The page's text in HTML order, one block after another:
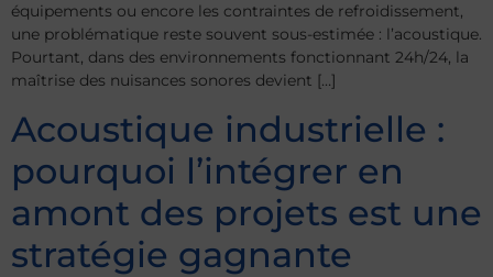
équipements ou encore les contraintes de refroidissement,
une problématique reste souvent sous-estimée : l’acoustique.
Pourtant, dans des environnements fonctionnant 24h/24, la
maîtrise des nuisances sonores devient […]
Acoustique industrielle :
pourquoi l’intégrer en
amont des projets est une
stratégie gagnante